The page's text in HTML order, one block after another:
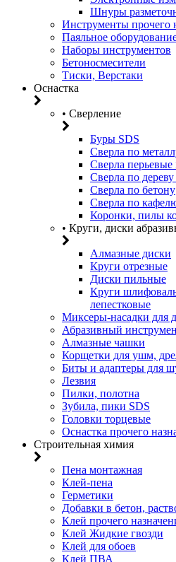
Шнуры
Инструменты прочего
Паяльное
Наборы инструментов
Бетоносмесители
Тиски, Верстаки
Оснастка
• Сверление
Буры SDS
Сверла по
Сверла перьевые
Сверла по
Сверла по бетону
Сверла по
Коронки, пилы
• Круги, диски
Алмазные диски
Круги отрезные
Диски пильные
Круги
лепестковые
Миксеры-насадки для
Абразивный
Алмазные чашки
Корщетки для ушм,
Биты и адаптеры для
Лезвия
Пилки, полотна
Зубила, пики SDS
Головки торцевые
Оснастка прочего
Строительная химия
Пена монтажная
Клей-пена
Герметики
Добавки в бетон,
Клей прочего
Клей Жидкие гвозди
Клей для обоев
Клей ПВА